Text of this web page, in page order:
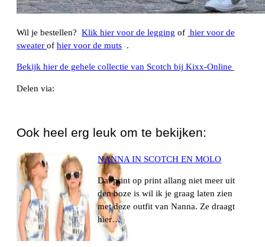
Wil je bestellen? Klik hier voor de legging of hier voor de
sweater of hier voor de muts .
Bekijk hier de gehele collectie van Scotch bij Kixx-Online
Delen via:
Ook heel erg leuk om te bekijken:
NANNA IN SCOTCH EN MOLO
Dat print op print allang niet meer uit
den boze is wil ik je graag laten zien
met deze outfit van Nanna. Ze draagt
hier…